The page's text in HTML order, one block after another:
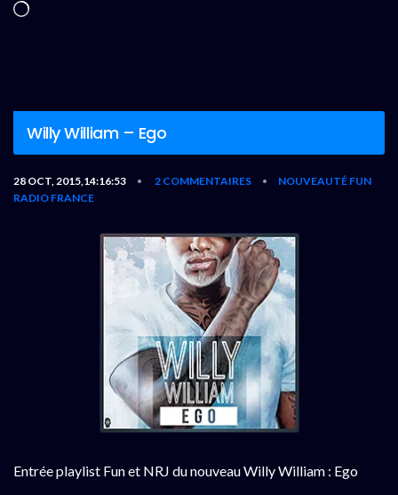
Chargement…
Willy William – Ego
28 OCT, 2015,14:16:53 • 2 COMMENTAIRES •
NOUVEAUTÉ FUN
RADIO FRANCE
Entrée playlist Fun et NRJ du nouveau Willy William : Ego